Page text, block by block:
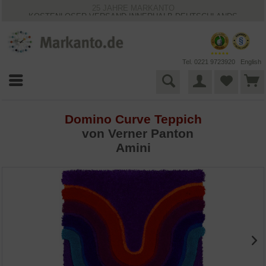
KOSTENLOSER VERSAND INNERHALB DEUTSCHLANDS
VIELFÄLTIGE ZAHLUNGSMÖGLICHKEITEN
BESTPRICE-GARANTIE
Tel. 0221 9723920 English
Domino Curve Teppich
von Verner Panton
Amini